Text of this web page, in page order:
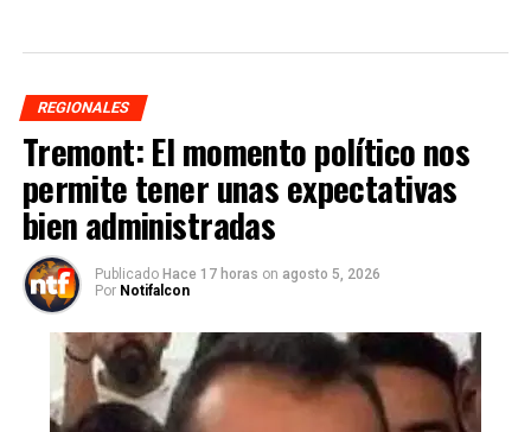
REGIONALES
Tremont: El momento político nos
permite tener unas expectativas
bien administradas
Publicado Hace 17 horas on agosto 5, 2026
Por Notifalcon